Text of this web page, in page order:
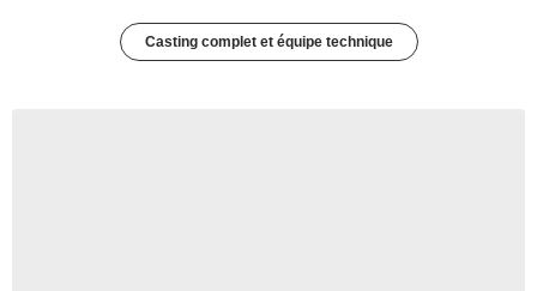
Casting complet et équipe technique